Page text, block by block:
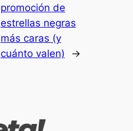
promoción de
estrellas negras
más caras (y
cuánto valen)
→